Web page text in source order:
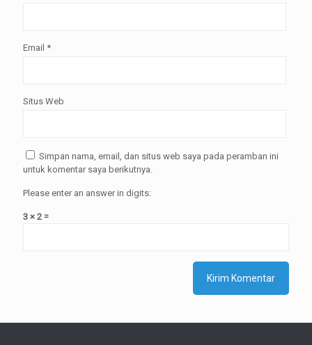
Email *
Situs Web
Simpan nama, email, dan situs web saya pada peramban ini
untuk komentar saya berikutnya.
Please enter an answer in digits:
3 × 2 =